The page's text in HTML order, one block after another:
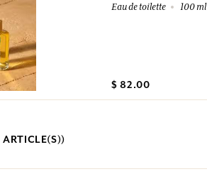
Eau de toilette 100 ml
$ 82.00
ARTICLE(S))